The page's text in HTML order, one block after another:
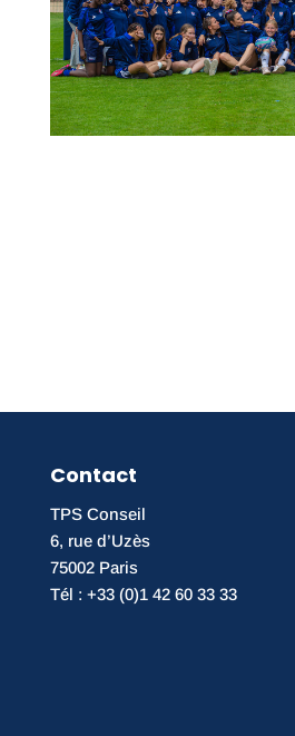
Contact
TPS Conseil
6, rue d’Uzès
75002 Paris
Tél : +33 (0)1 42 60 33 33